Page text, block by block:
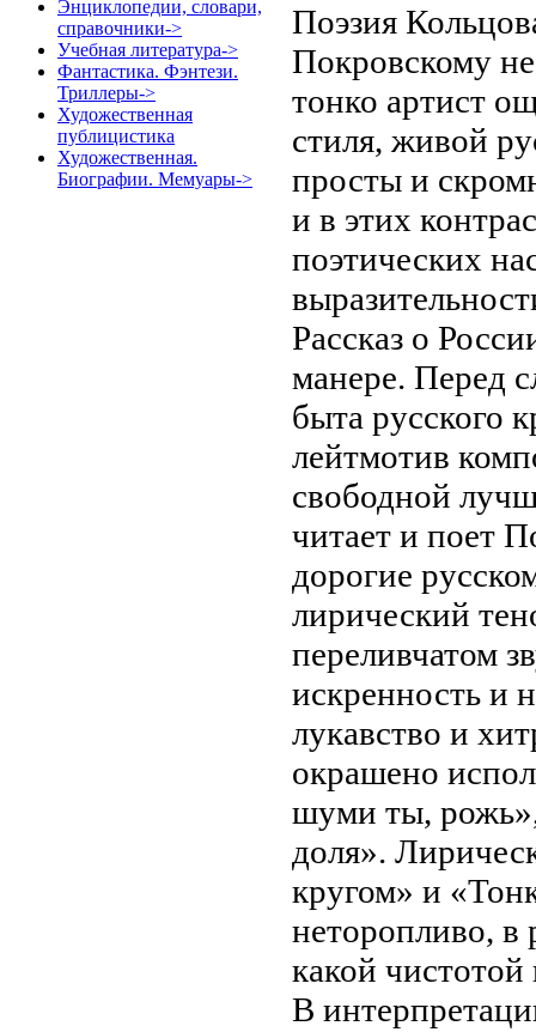
Энциклопедии, словари,
справочники->
Учебная литература->
Фантастика. Фэнтези.
Триллеры->
Художественная
публицистика
Художественная.
Биографии. Мемуары->
Поэзия
Покровскому
тонко артист
стиля, живой
просты и
и в этих
поэтических
Рассказ о
манере. Перед
быта русского
лейтмотив
свободной
читает и поет
дорогие
лирический
переливчатом
искренность и
лукавство и
окрашено
шуми ты,
доля».
кругом» и
неторопливо, в
какой
В